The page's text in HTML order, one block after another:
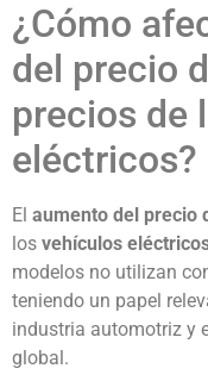
¿Cómo
del precio
precios de
eléctricos?
El aumento del precio
los vehículos
modelos no utilizan
teniendo un papel
industria automotriz y
global.